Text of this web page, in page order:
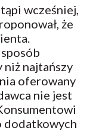
wcześniej,
że
niż najtańszy
oferowany
nie jest
dodatkowych